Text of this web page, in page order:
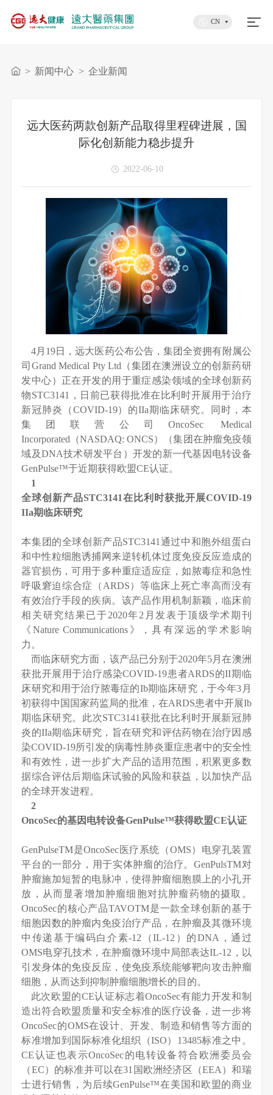
CN
> 新闻中心 > 企业新闻
远大医药两款创新产品取得里程碑进展，国
际化创新能力稳步提升
2022-06-10
4月19日，远大医药公布公告，集团全资拥有附属公
司Grand Medical Pty Ltd（集团在澳洲设立的创新药研
发中心）正在开发的用于重症感染领域的全球创新药
物STC3141，日前已获得批准在比利时开展用于治疗
新冠肺炎（COVID-19）的IIa期临床研究。同时，本
集团联营公司OncoSec Medical
Incorporated（NASDAQ: ONCS）（集团在肿瘤免疫领
域及DNA技术研发平台）开发的新一代基因电转设备
GenPulse™于近期获得欧盟CE认证。
1
全球创新产品STC3141在比利时获批开展COVID-19
IIa期临床研究
本集团的全球创新产品STC3141通过中和胞外组蛋白
和中性粒细胞诱捕网来逆转机体过度免疫反应造成的
器官损伤，可用于多种重症适应症，如脓毒症和急性
呼吸窘迫综合症（ARDS）等临床上死亡率高而没有
有效治疗手段的疾病。该产品作用机制新颖，临床前
相关研究结果已于2020年2月发表于顶级学术期刊
《Nature Communications》，具有深远的学术影响
力。
而临床研究方面，该产品已分别于2020年5月在澳洲
获批开展用于治疗感染COVID-19患者ARDS的II期临
床研究和用于治疗脓毒症的Ib期临床研究，于今年3月
初获得中国国家药监局的批准，在ARDS患者中开展Ib
期临床研究。此次STC3141获批在比利时开展新冠肺
炎的IIa期临床研究，旨在研究和评估药物在治疗因感
染COVID-19所引发的病毒性肺炎重症患者中的安全性
和有效性，进一步扩大产品的适用范围，积累更多数
据综合评估后期临床试验的风险和获益，以加快产品
的全球开发进程。
2
OncoSec的基因电转设备GenPulse™获得欧盟CE认证
GenPulseTM是OncoSec医疗系统（OMS）电穿孔装置
平台的一部分，用于实体肿瘤的治疗。GenPulsTM对
肿瘤施加短暂的电脉冲，使得肿瘤细胞膜上的小孔开
放，从而显著增加肿瘤细胞对抗肿瘤药物的摄取。
OncoSec的核心产品TAVOTM是一款全球创新的基于
细胞因数的肿瘤内免疫治疗产品，在肿瘤及其微环境
中传递基于编码白介素-12（IL-12）的DNA，通过
OMS电穿孔技术，在肿瘤微环境中局部表达IL-12，以
引发身体的免疫反应，使免疫系统能够靶向攻击肿瘤
细胞，从而达到抑制肿瘤细胞增长的目的。
此次欧盟的CE认证标志着OncoSec有能力开发和制
造出符合欧盟质量和安全标准的医疗设备，进一步将
OncoSec的OMS在设计、开发、制造和销售等方面的
标准增加到国际标准化组织（ISO）13485标准之中。
CE认证也表示OncoSec的电转设备符合欧洲委员会
（EC）的标准并可以在31国欧洲经济区（EEA）和瑞
士进行销售，为后续GenPulse™在美国和欧盟的商业